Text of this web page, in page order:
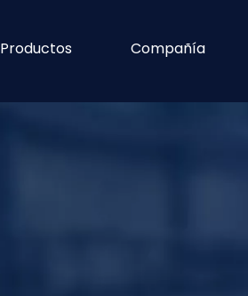
Productos Compañía